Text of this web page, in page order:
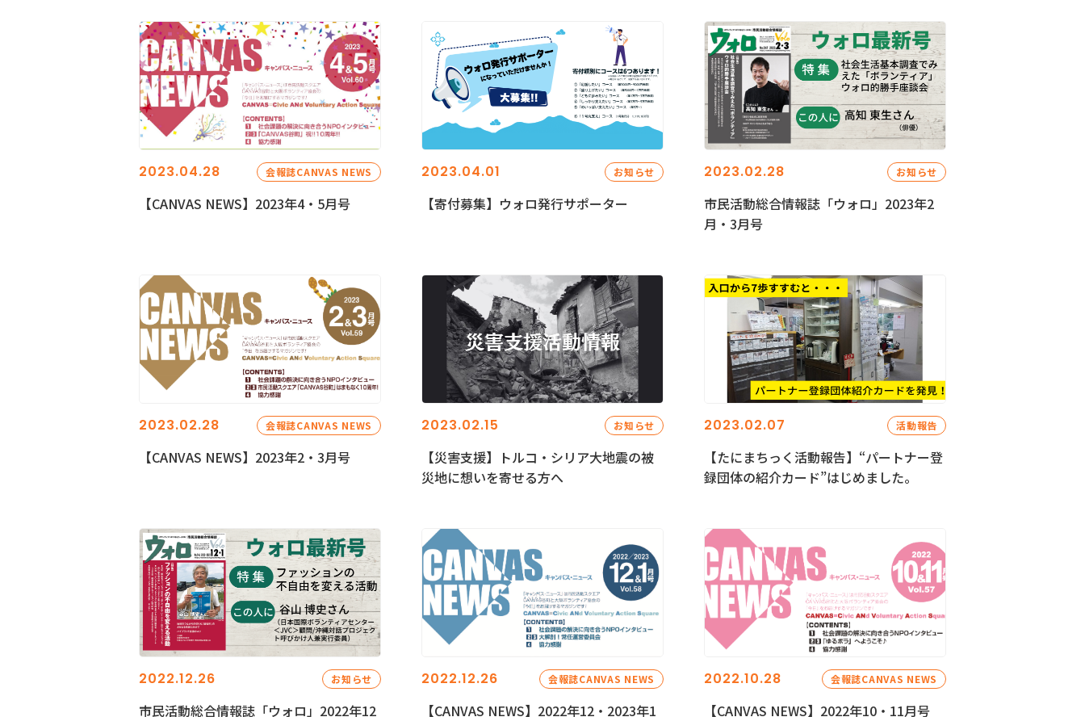
2023.04.28 会報誌CANVAS NEWS
【CANVAS NEWS】2023年4・5月号
2023.04.01 お知らせ
【寄付募集】ウォロ発行サポーター
2023.02.28 お知らせ
市民活動総合情報誌「ウォロ」2023年2
月・3月号
2023.02.28 会報誌CANVAS NEWS
【CANVAS NEWS】2023年2・3月号
2023.02.15 お知らせ
【災害支援】トルコ・シリア大地震の被
災地に想いを寄せる方へ
2023.02.07 活動報告
【たにまちっく活動報告】“パートナー登
録団体の紹介カード”はじめました。
2022.12.26 お知らせ
市民活動総合情報誌「ウォロ」2022年12
2022.12.26 会報誌CANVAS NEWS
【CANVAS NEWS】2022年12・2023年1
2022.10.28 会報誌CANVAS NEWS
【CANVAS NEWS】2022年10・11月号